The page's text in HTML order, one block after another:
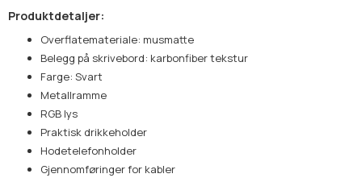
Produktdetaljer:
Overflatemateriale: musmatte
Belegg på skrivebord: karbonfiber tekstur
Farge: Svart
Metallramme
RGB lys
Praktisk drikkeholder
Hodetelefonholder
Gjennomføringer for kabler